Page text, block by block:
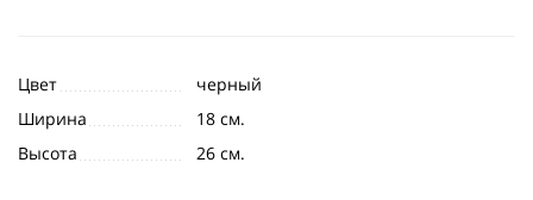
Цвет
черный
Ширина
18 см.
Высота
26 см.